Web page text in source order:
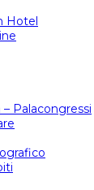
Hotel
Palacongressi